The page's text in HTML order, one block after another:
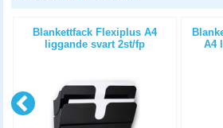
Blankettfack Flexiplus A4
liggande svart 2st/fp
A4